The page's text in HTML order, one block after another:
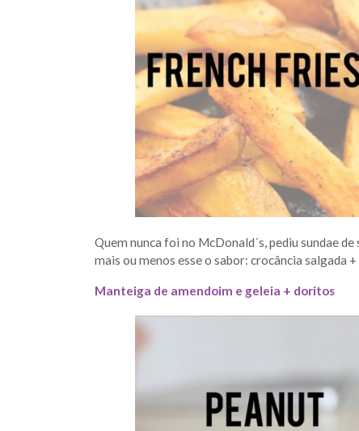
Quem nunca foi no McDonald´s, pediu sundae
mais ou menos esse o sabor: crocância salgada
Manteiga de amendoim e geleia + doritos